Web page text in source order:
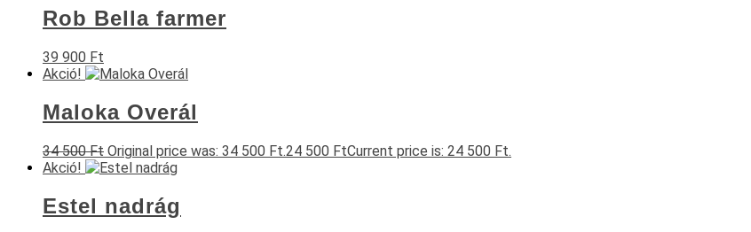
Rob Bella farmer
39 900 Ft
Akció!
Maloka Overál
34 500Ft Original price was: 34 500 Ft.24 500 FtCurrent price is: 24 500 Ft.
Akció!
Estel nadrág